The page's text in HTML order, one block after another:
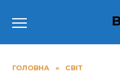
до
ГОЛОВНА » СВІТ